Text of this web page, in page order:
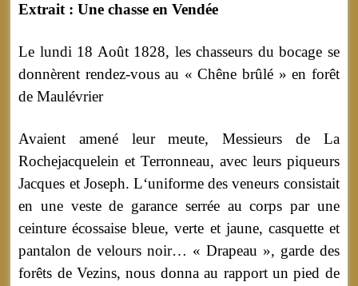
Extrait : Une chasse en Vendée
Le lundi 18 Août 1828, les chasseurs du bocage se
donnèrent rendez-vous au « Chêne brûlé » en forêt
de Maulévrier
Avaient amené leur meute, Messieurs de La
Rochejacquelein et Terronneau, avec leurs piqueurs
Jacques et Joseph. L‘uniforme des veneurs consistait
en une veste de garance serrée au corps par une
ceinture écossaise bleue, verte et jaune, casquette et
pantalon de velours noir… « Drapeau », garde des
forêts de Vezins, nous donna au rapport un pied de